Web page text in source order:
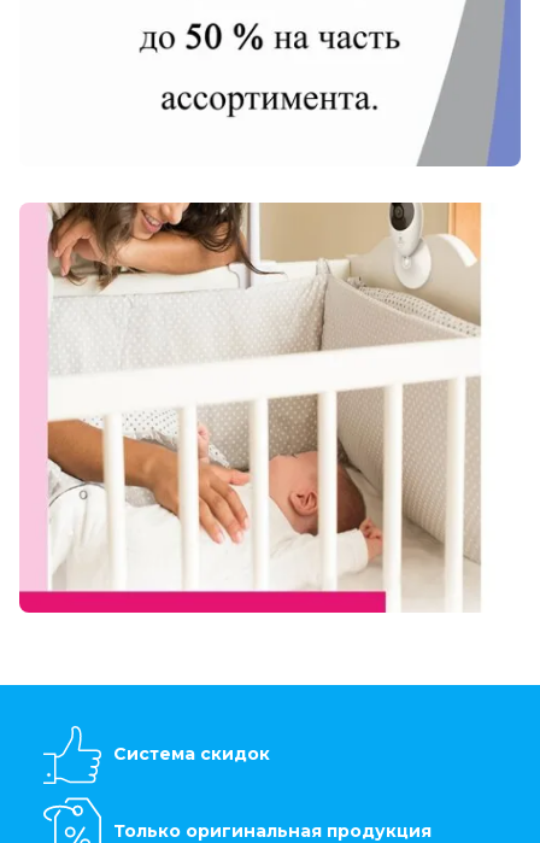
Система скидок
Только оригинальная продукция